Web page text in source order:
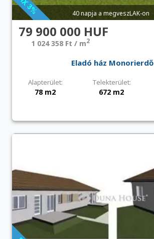
40 napja a megveszLAK-on
79 900 000 HUF
1 024 358 Ft / m2
Eladó ház Monorierdő
Alapterület: Telekterület:
78 m2 672 m2